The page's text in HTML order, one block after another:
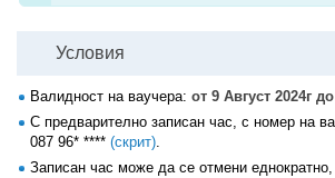
Условия
Валидност на ваучера: от 9 Август 2024г
С предварително записан час, с номер на
087 96* **** (скрит).
Записан час може да се отмени